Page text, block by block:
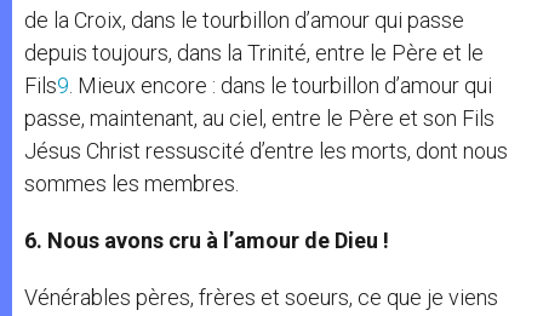
de la Croix, dans le tourbillon d’amour qui passe
depuis toujours, dans la Trinité, entre le Père et le
Fils9 . Mieux encore : dans le tourbillon d’amour qui
passe, maintenant, au ciel, entre le Père et son Fils
Jésus Christ ressuscité d’entre les morts, dont nous
sommes les membres.
6. Nous avons cru à l’amour de Dieu !
Vénérables pères, frères et soeurs, ce que je viens